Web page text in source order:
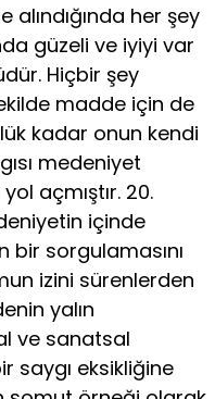
alındığında her şey
güzeli ve iyiyi var
Hiçbir şey
madde için de
kadar onun kendi
medeniyet
açmıştır. 20.
içinde
bir sor­gulamasını
izini sürenlerden
yalın
ve sanatsal
saygı eksikliğine